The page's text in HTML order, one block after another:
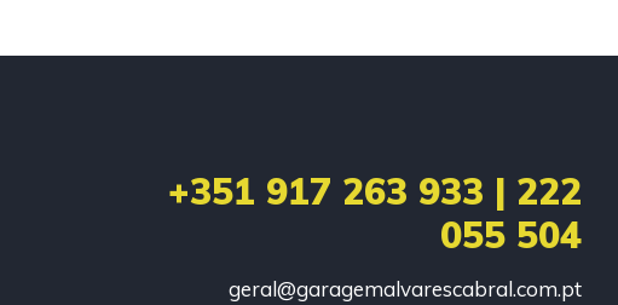
+351 917 263 933 | 222
055 504
geral@garagemalvarescabral.com.pt